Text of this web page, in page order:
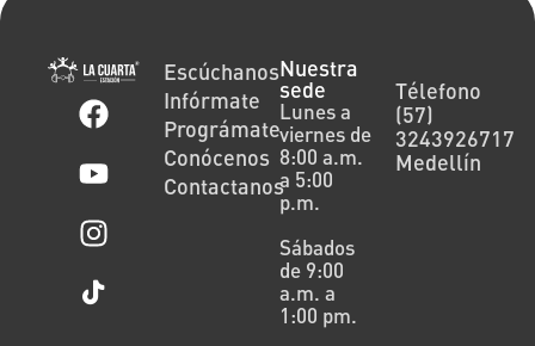
Escúchanos
Infórmate
Prográmate
Conócenos
Contactanos
Nuestra
sede
Lunes a
viernes de
8:00 a.m.
a 5:00
p.m.
Sábados
de 9:00
a.m. a
1:00 pm.
Télefono
(57)
3243926717
Medellín